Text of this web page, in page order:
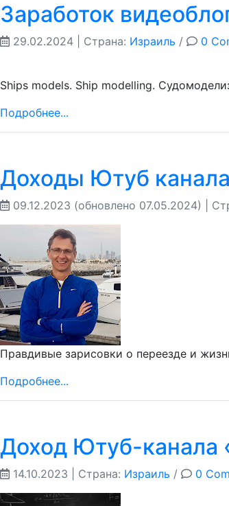
Заработок
29.02.2024 | Страна: Израиль / 0
Ships models. Ship modelling.
Подробнее...
Доходы Ютуб
09.12.2023 (обновлено 07.05.2024) |
Правдивые зарисовки о переезде и
Подробнее...
Доход Ютуб-канала
14.10.2023 | Страна: Израиль / 0